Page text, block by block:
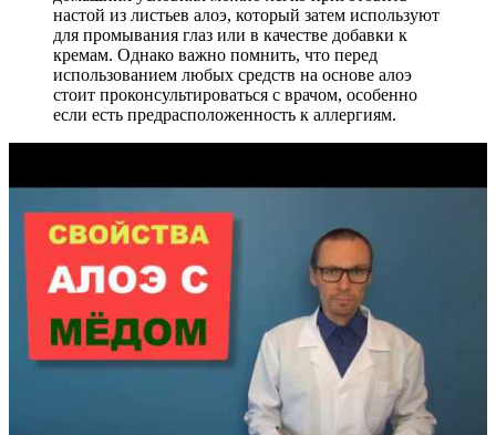
настой из листьев алоэ, который затем используют
для промывания глаз или в качестве добавки к
кремам. Однако важно помнить, что перед
использованием любых средств на основе алоэ
стоит проконсультироваться с врачом, особенно
если есть предрасположенность к аллергиям.